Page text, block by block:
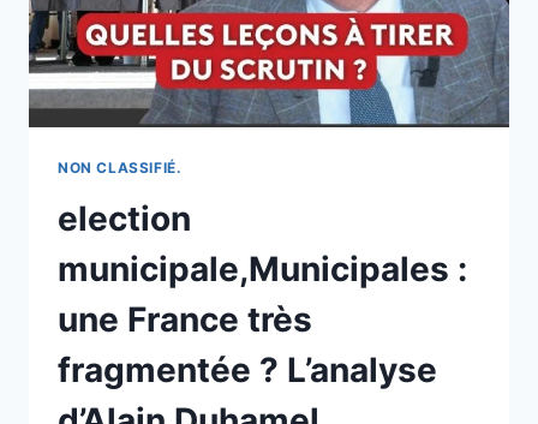
LA
VIDÉOPROTECTION
NON CLASSIFIÉ.
election
municipale,Municipales :
une France très
fragmentée ? L’analyse